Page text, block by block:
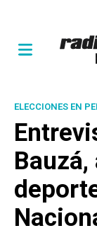
ELECCIONES EN